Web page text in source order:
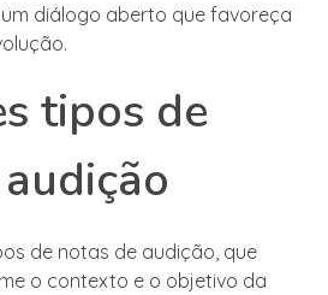
diálogo aberto que favoreça
tipos de
de notas de audição, que
o contexto e o objetivo da